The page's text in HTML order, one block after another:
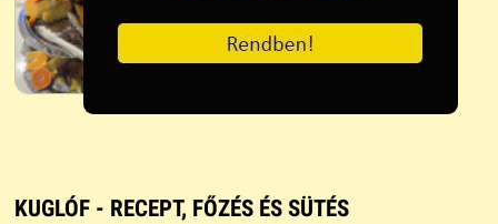
KUGLÓF - RECEPT, FŐZÉS ÉS SÜTÉS